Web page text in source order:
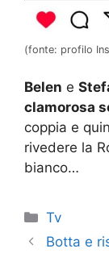
(fonte: profilo
Belen e
clamorosa
coppia e
rivedere la
bianco…
Categorie
Tv
Botta e